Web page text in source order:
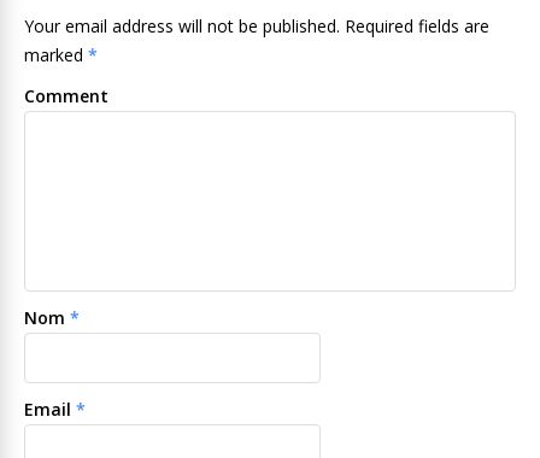
Your email address will not be published. Required fields are
marked *
Comment
Nom *
Email *